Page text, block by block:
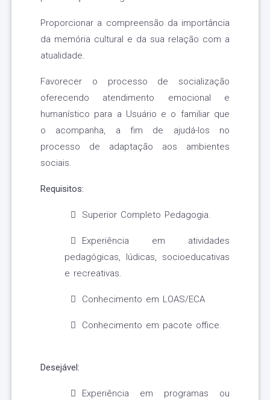
Proporcionar a compreensão da importância
da memória cultural e da sua relação com a
atualidade.
Favorecer o processo de socialização
oferecendo atendimento emocional e
humanístico para a Usuário e o familiar que
o acompanha, a fim de ajudá-los no
processo de adaptação aos ambientes
sociais.
Requisitos:
Superior Completo Pedagogia.
Experiência em atividades
pedagógicas, lúdicas, socioeducativas
e recreativas.
Conhecimento em LOAS/ECA
Conhecimento em pacote office.
Desejável:
Experiência em programas ou